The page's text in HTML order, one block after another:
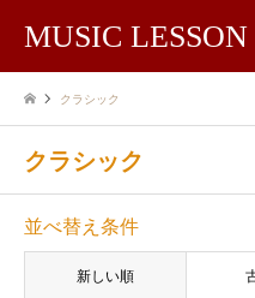
MUSIC LESSON
クラシック
クラシック
並べ替え条件
新しい順